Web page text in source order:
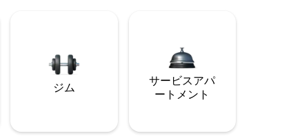
ジム
サービスアパ
ートメント